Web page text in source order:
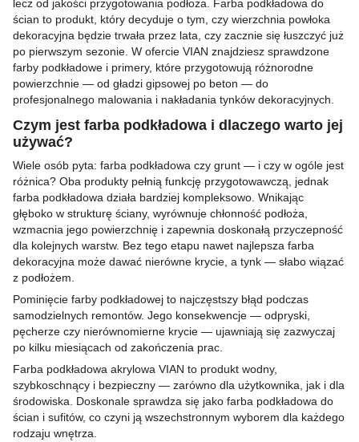
lecz od jakości przygotowania podłoża. Farba podkładowa do
ścian to produkt, który decyduje o tym, czy wierzchnia powłoka
dekoracyjna będzie trwała przez lata, czy zacznie się łuszczyć już
po pierwszym sezonie. W ofercie VIAN znajdziesz sprawdzone
farby podkładowe i primery, które przygotowują różnorodne
powierzchnie — od gładzi gipsowej po beton — do
profesjonalnego malowania i nakładania tynków dekoracyjnych.
Czym jest farba podkładowa i dlaczego warto jej
używać?
Wiele osób pyta: farba podkładowa czy grunt — i czy w ogóle jest
różnica? Oba produkty pełnią funkcję przygotowawczą, jednak
farba podkładowa działa bardziej kompleksowo. Wnikając
głęboko w strukturę ściany, wyrównuje chłonność podłoża,
wzmacnia jego powierzchnię i zapewnia doskonałą przyczepność
dla kolejnych warstw. Bez tego etapu nawet najlepsza farba
dekoracyjna może dawać nierówne krycie, a tynk — słabo wiązać
z podłożem.
Pominięcie farby podkładowej to najczęstszy błąd podczas
samodzielnych remontów. Jego konsekwencje — odpryski,
pęcherze czy nierównomierne krycie — ujawniają się zazwyczaj
po kilku miesiącach od zakończenia prac.
Farba podkładowa akrylowa VIAN to produkt wodny,
szybkoschnący i bezpieczny — zarówno dla użytkownika, jak i dla
środowiska. Doskonale sprawdza się jako farba podkładowa do
ścian i sufitów, co czyni ją wszechstronnym wyborem dla każdego
rodzaju wnętrza.